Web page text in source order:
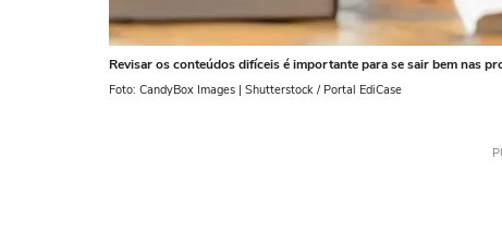
Revisar os conteúdos difíceis é importante para se sair bem nas
Foto: CandyBox Images | Shutterstock / Portal EdiCase